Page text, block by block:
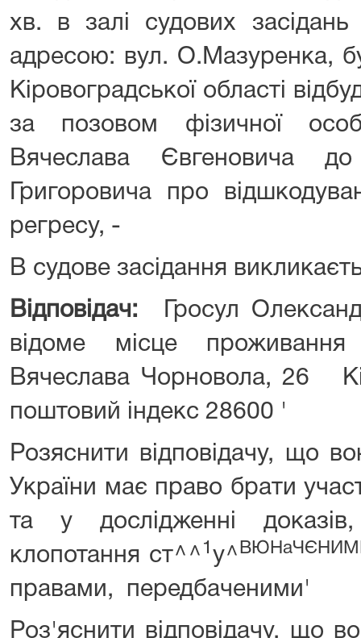
хв. в залі судових
адресою: вул. О.Мазуренка,
Кіровоградської області
за позовом фізичної
Вячеслава Євгеновича
Григоровича про
регресу, -
В судове засідання
Відповідач:
Гросул
відоме місце
Вячеслава Чорновола, 26
поштовий індекс 28600 '
Розяснити відповідачу, що
України має право брати
та у дослідженні
клопотання ст^^ 1у^
правами, передбаченими'
Роз'яснити відповідачу, що